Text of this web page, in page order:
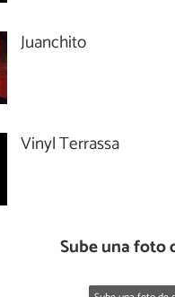
Juanchito
Vinyl Terrassa
Sube una foto